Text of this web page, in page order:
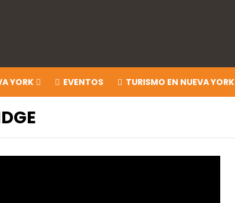
YORK EVENTOS TURISMO EN NUEVA YORK